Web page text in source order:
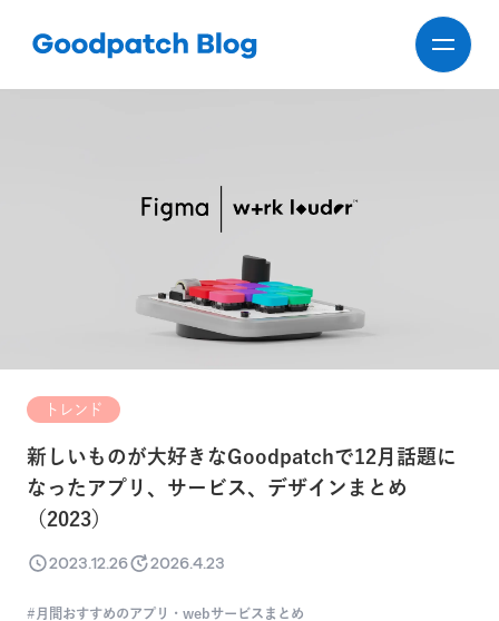
トレンド
新しいものが大好きなGoodpatchで12月話題に
なったアプリ、サービス、デザインまとめ
（2023）
2023.12.26 2026.4.23
月間おすすめのアプリ・webサービスまとめ